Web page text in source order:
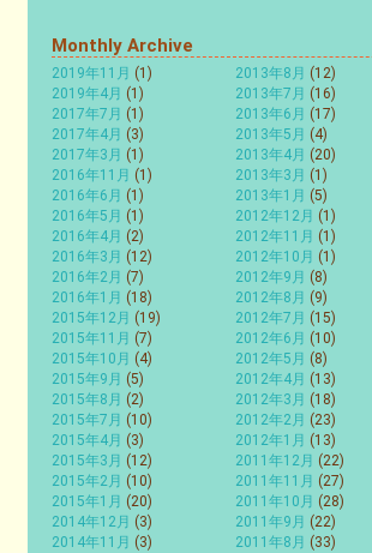
Monthly Archive
2019年11月 (1)
2019年4月 (1)
2017年7月 (1)
2017年4月 (3)
2017年3月 (1)
2016年11月 (1)
2016年6月 (1)
2016年5月 (1)
2016年4月 (2)
2016年3月 (12)
2016年2月 (7)
2016年1月 (18)
2015年12月 (19)
2015年11月 (7)
2015年10月 (4)
2015年9月 (5)
2015年8月 (2)
2015年7月 (10)
2015年4月 (3)
2015年3月 (12)
2015年2月 (10)
2015年1月 (20)
2014年12月 (3)
2014年11月 (3)
2013年8月 (12)
2013年7月 (16)
2013年6月 (17)
2013年5月 (4)
2013年4月 (20)
2013年3月 (1)
2013年1月 (5)
2012年12月 (1)
2012年11月 (1)
2012年10月 (1)
2012年9月 (8)
2012年8月 (9)
2012年7月 (15)
2012年6月 (10)
2012年5月 (8)
2012年4月 (13)
2012年3月 (18)
2012年2月 (23)
2012年1月 (13)
2011年12月 (22)
2011年11月 (27)
2011年10月 (28)
2011年9月 (22)
2011年8月 (33)